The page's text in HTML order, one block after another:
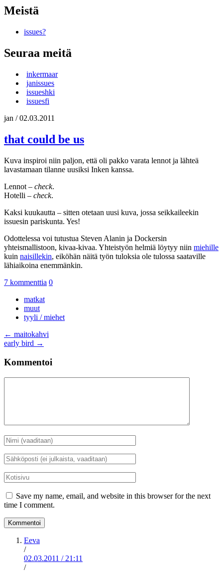
Meistä
issues?
Seuraa meitä
inkermaar
janissues
issueshki
issuesfi
jan /02.03.2011
that could be us
Kuva inspiroi niin paljon, että oli pakko varata lennot ja lähteä
lavastamaan tilanne uusiksi Inken kanssa.
Lennot – check.
Hotelli – check.
Kaksi kuukautta – sitten otetaan uusi kuva, jossa seikkaileekin
issuesin pariskunta. Yes!
Odottelessa voi tutustua Steven Alanin ja Dockersin
yhteismallistoon, kivaa-kivaa. Yhteistyön helmiä löytyy niin miehille
kuin naisillekin, eiköhän näitä työn tuloksia ole tulossa saataville
lähiaikoina enemmänkin.
7 kommenttia 0
matkat
muut
tyyli / miehet
Artikkelien
selaus
← maitokahvi
early bird →
Kommentoi
Nimi
*
Sähköposti
*
Kotisivu
Save my name, email, and website in this browser for the next
time I comment.
Eeva
/
02.03.2011 / 21:11
/